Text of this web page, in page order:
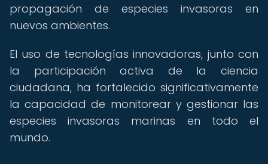
propagación de especies invasoras en
nuevos ambientes.
El uso de tecnologías innovadoras, junto con
la participación activa de la ciencia
ciudadana, ha fortalecido significativamente
la capacidad de monitorear y gestionar las
especies invasoras marinas en todo el
mundo.